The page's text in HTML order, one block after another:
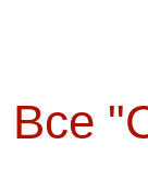
Все